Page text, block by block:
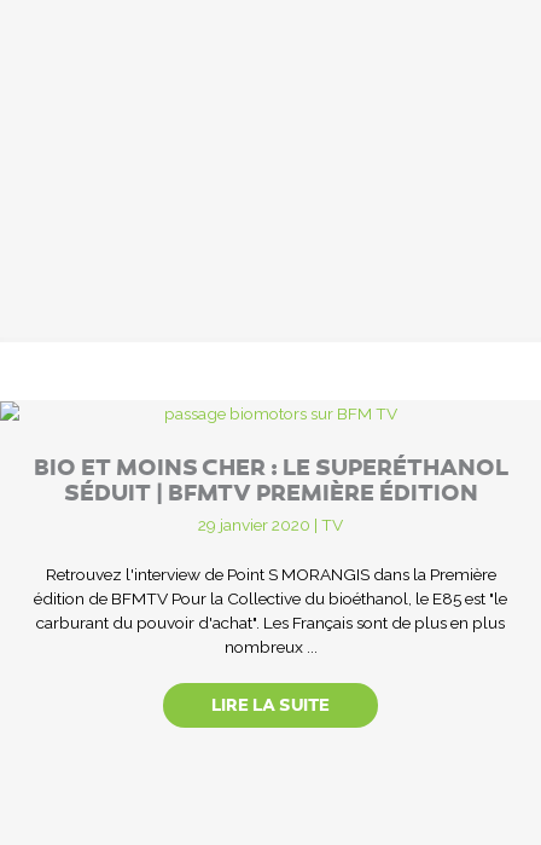
BIO ET MOINS CHER : LE SUPERÉTHANOL
SÉDUIT | BFMTV PREMIÈRE ÉDITION
29 janvier 2020 | TV
Retrouvez l'interview de Point S MORANGIS dans la Première
édition de BFMTV Pour la Collective du bioéthanol, le E85 est "le
carburant du pouvoir d'achat". Les Français sont de plus en plus
nombreux ...
LIRE LA SUITE